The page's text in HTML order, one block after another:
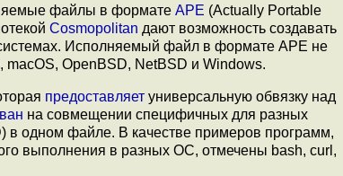
файлы в формате APE (Actually Portable
Cosmopolitan дают возможность создавать
Исполняемый файл в формате APE не
OpenBSD, NetBSD и Windows.
предоставляет универсальную обвязку над
на совмещении специфичных для разных
в одном файле. В качестве примеров программ,
выполнения в разных ОС, отмечены bash, curl,